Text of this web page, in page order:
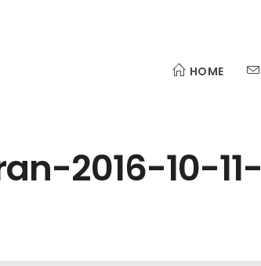
HOME
2016-10-11-